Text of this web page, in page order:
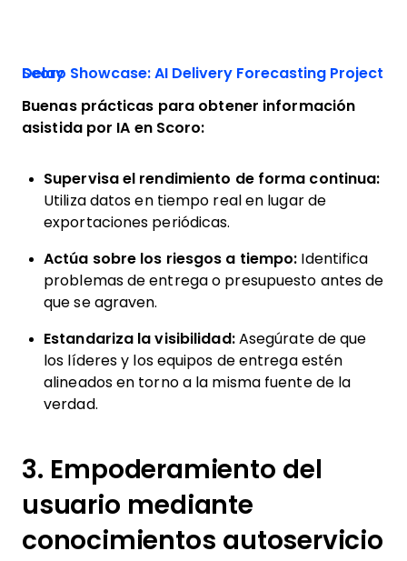
Scoro Showcase: AI Delivery Forecasting Project Delay
Buenas prácticas para obtener información
asistida por IA en Scoro:
Supervisa el rendimiento de forma continua:
Utiliza datos en tiempo real en lugar de
exportaciones periódicas.
Actúa sobre los riesgos a tiempo: Identifica
problemas de entrega o presupuesto antes de
que se agraven.
Estandariza la visibilidad:Asegúrate de que
los líderes y los equipos de entrega estén
alineados en torno a la misma fuente de la
verdad.
3. Empoderamiento del
usuario mediante
conocimientos autoservicio